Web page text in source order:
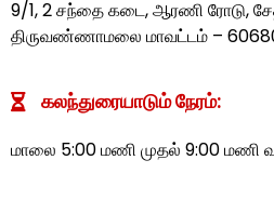
9/1, 2 சந்தை கடை, ஆரணி ரோடு,
திருவண்ணாமலை மாவட்டம் –
கலந்துரையாடும் நேரம்:
மாலை 5:00 மணி முதல் 9:00 மணி